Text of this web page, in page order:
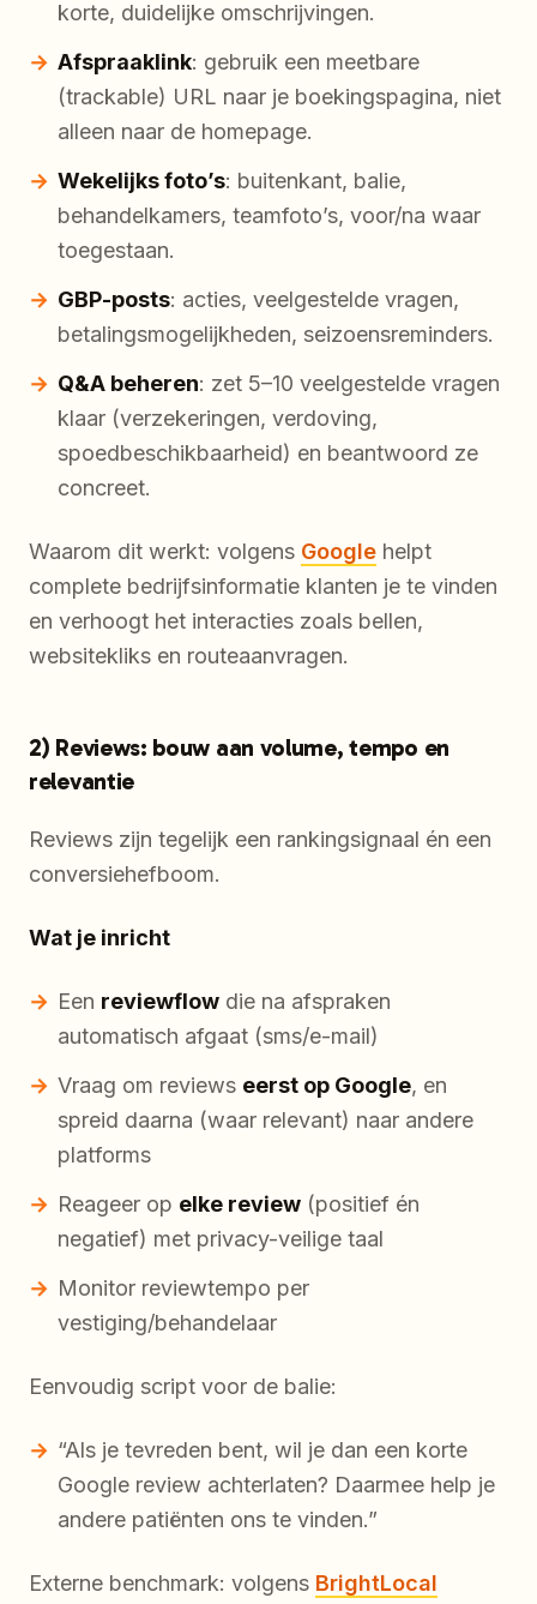
korte, duidelijke omschrijvingen.
Afspraaklink: gebruik een meetbare
(trackable) URL naar je boekingspagina, niet
alleen naar de homepage.
Wekelijks foto’s: buitenkant, balie,
behandelkamers, teamfoto’s, voor/na waar
toegestaan.
GBP-posts: acties, veelgestelde vragen,
betalingsmogelijkheden, seizoensreminders.
Q&A beheren: zet 5–10 veelgestelde vragen
klaar (verzekeringen, verdoving,
spoedbeschikbaarheid) en beantwoord ze
concreet.
Waarom dit werkt: volgens Google helpt
complete bedrijfsinformatie klanten je te vinden
en verhoogt het interacties zoals bellen,
websitekliks en routeaanvragen.
2) Reviews: bouw aan volume, tempo en
relevantie
Reviews zijn tegelijk een rankingsignaal én een
conversiehefboom.
Wat je inricht
Een reviewflow die na afspraken
automatisch afgaat (sms/e-mail)
Vraag om reviews eerst op Google, en
spreid daarna (waar relevant) naar andere
platforms
Reageer op elke review (positief én
negatief) met privacy-veilige taal
Monitor reviewtempo per
vestiging/behandelaar
Eenvoudig script voor de balie:
“Als je tevreden bent, wil je dan een korte
Google review achterlaten? Daarmee help je
andere patiënten ons te vinden.”
Externe benchmark: volgens BrightLocal